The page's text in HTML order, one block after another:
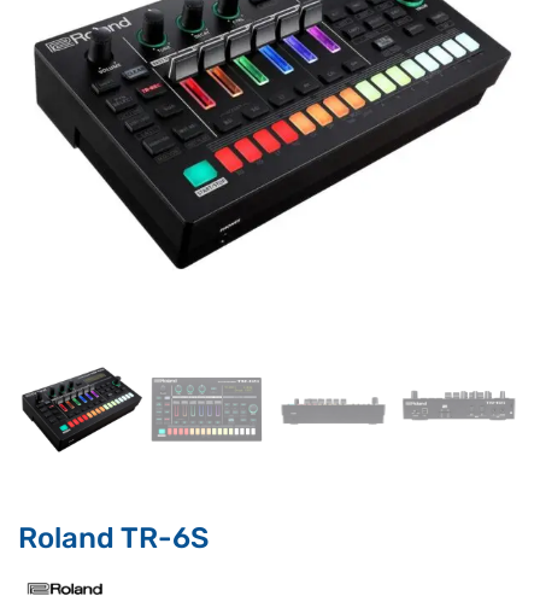
Roland TR-6S
Supporto clienti